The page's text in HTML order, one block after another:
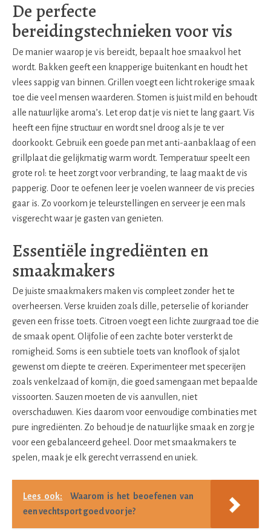
De perfecte
bereidingstechnieken voor vis
De manier waarop je vis bereidt, bepaalt hoe smaakvol het
wordt. Bakken geeft een knapperige buitenkant en houdt het
vlees sappig van binnen. Grillen voegt een licht rokerige smaak
toe die veel mensen waarderen. Stomen is juist mild en behoudt
alle natuurlijke aroma’s. Let erop dat je vis niet te lang gaart. Vis
heeft een fijne structuur en wordt snel droog als je te ver
doorkookt. Gebruik een goede pan met anti-aanbaklaag of een
grillplaat die gelijkmatig warm wordt. Temperatuur speelt een
grote rol: te heet zorgt voor verbranding, te laag maakt de vis
papperig. Door te oefenen leer je voelen wanneer de vis precies
gaar is. Zo voorkom je teleurstellingen en serveer je een mals
visgerecht waar je gasten van genieten.
Essentiële ingrediënten en
smaakmakers
De juiste smaakmakers maken vis compleet zonder het te
overheersen. Verse kruiden zoals dille, peterselie of koriander
geven een frisse toets. Citroen voegt een lichte zuurgraad toe die
de smaak opent. Olijfolie of een zachte boter versterkt de
romigheid. Soms is een subtiele toets van knoflook of sjalot
gewenst om diepte te creëren. Experimenteer met specerijen
zoals venkelzaad of komijn, die goed samengaan met bepaalde
vissoorten. Sauzen moeten de vis aanvullen, niet
overschaduwen. Kies daarom voor eenvoudige combinaties met
pure ingrediënten. Zo behoud je de natuurlijke smaak en zorg je
voor een gebalanceerd geheel. Door met smaakmakers te
spelen, maak je elk gerecht verrassend en uniek.
Lees ook:
Waarom is het beoefenen van
een vechtsport goed voor je?